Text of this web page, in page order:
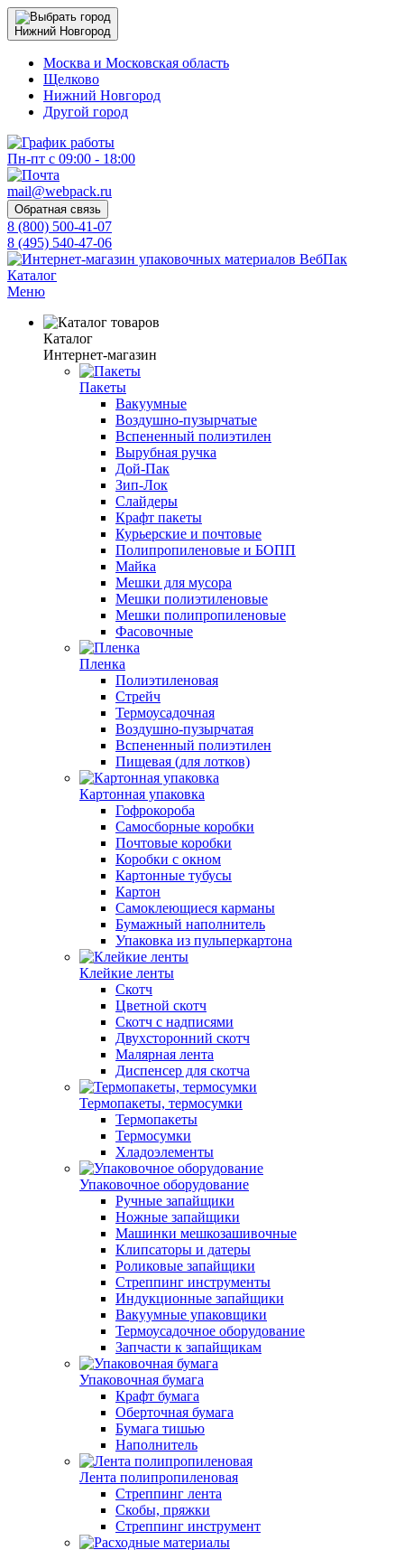
Нижний Новгород
Москва и Московская область
Щелково
Нижний Новгород
Другой город
Пн-пт с 09:00 - 18:00
mail@webpack.ru
Обратная связь
8 (800) 500-41-07
8 (495) 540-47-06
Каталог
Меню
Каталог
Интернет-магазин
Пакеты
Вакуумные
Воздушно-пузырчатые
Вспененный полиэтилен
Вырубная ручка
Дой-Пак
Зип-Лок
Слайдеры
Крафт пакеты
Курьерские и почтовые
Полипропиленовые и БОПП
Майка
Мешки для мусора
Мешки полиэтиленовые
Мешки полипропиленовые
Фасовочные
Пленка
Полиэтиленовая
Стрейч
Термоусадочная
Воздушно-пузырчатая
Вспененный полиэтилен
Пищевая (для лотков)
Картонная упаковка
Гофрокороба
Самосборные коробки
Почтовые коробки
Коробки с окном
Картонные тубусы
Картон
Самоклеющиеся карманы
Бумажный наполнитель
Упаковка из пульперкартона
Клейкие ленты
Скотч
Цветной скотч
Скотч с надписями
Двухсторонний скотч
Малярная лента
Диспенсер для скотча
Термопакеты, термосумки
Термопакеты
Термосумки
Хладоэлементы
Упаковочное оборудование
Ручные запайщики
Ножные запайщики
Машинки мешкозашивочные
Клипсаторы и датеры
Роликовые запайщики
Стреппинг инструменты
Индукционные запайщики
Вакуумные упаковщики
Термоусадочное оборудование
Запчасти к запайщикам
Упаковочная бумага
Крафт бумага
Оберточная бумага
Бумага тишью
Наполнитель
Лента полипропиленовая
Стреппинг лента
Скобы, пряжки
Стреппинг инструмент